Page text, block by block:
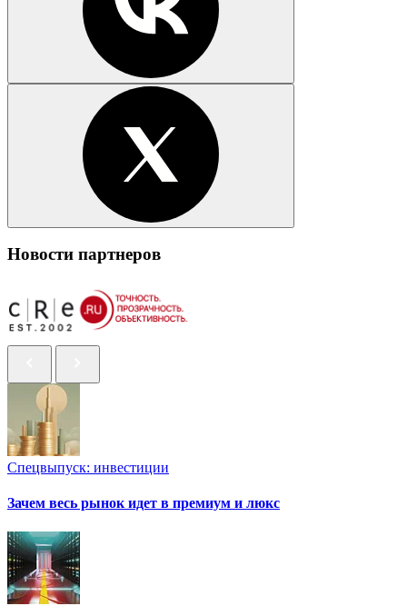
Новости партнеров
Спецвыпуск: инвестиции
Зачем весь рынок идет в премиум и люкс